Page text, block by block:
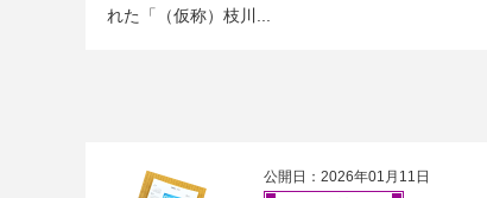
れた「（仮称）枝川...
公開日：2026年01月11日